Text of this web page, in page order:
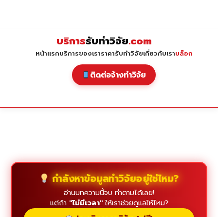
บริการรับทำวิจัย.com
หน้าแรกบริการของเราราคารับทำวิจัยเกี่ยวกับเราบล็อก
ติดต่อจ้างทำวิจัย
กำลังหาข้อมูลทำวิจัยอยู่ใช่ไหม?
อ่านบทความนี้จบ ทำตามได้เลย!
แต่ถ้า "ไม่มีเวลา"ให้เราช่วยดูแลให้ไหม?